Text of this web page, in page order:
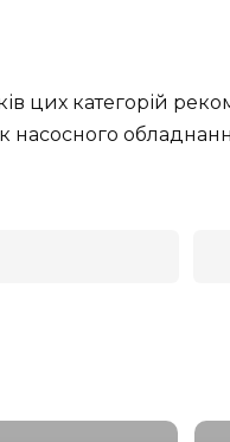
цих категорій